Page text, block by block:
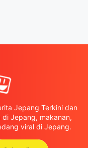
Jepang Terkini dan
Jepang, makanan,
viral di Jepang.